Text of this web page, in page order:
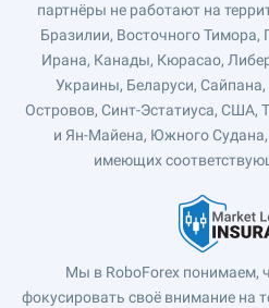
партнёры не работают на
Бразилии, Восточного Тимора,
Ирана, Канады, Кюрасао,
Украины, Беларуси,
Островов, Синт-Эстатиуса, США,
и Ян-Майена, Южного Судана,
имеющих
Мы в RoboForex понимаем,
фокусировать своё внимание на